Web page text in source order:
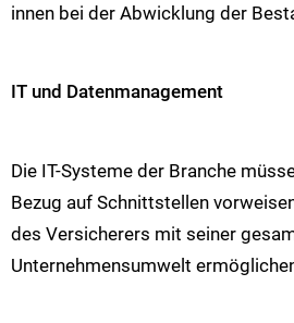
innen bei der Abwicklung der
IT und Datenmanagement
Die IT-Systeme der Branche
Bezug auf Schnittstellen
des Versicherers mit seiner
Unternehmensumwelt